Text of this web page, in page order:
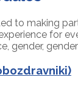
to making
for
gender,